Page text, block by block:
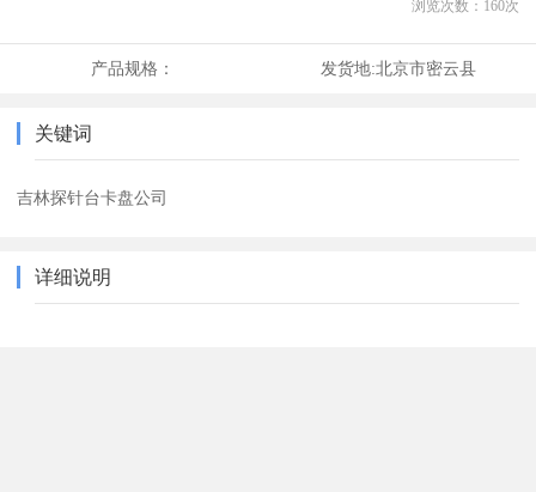
浏览次数： 160次
产品规格： 发货地:北京市密云县
关键词
吉林探针台卡盘公司
详细说明